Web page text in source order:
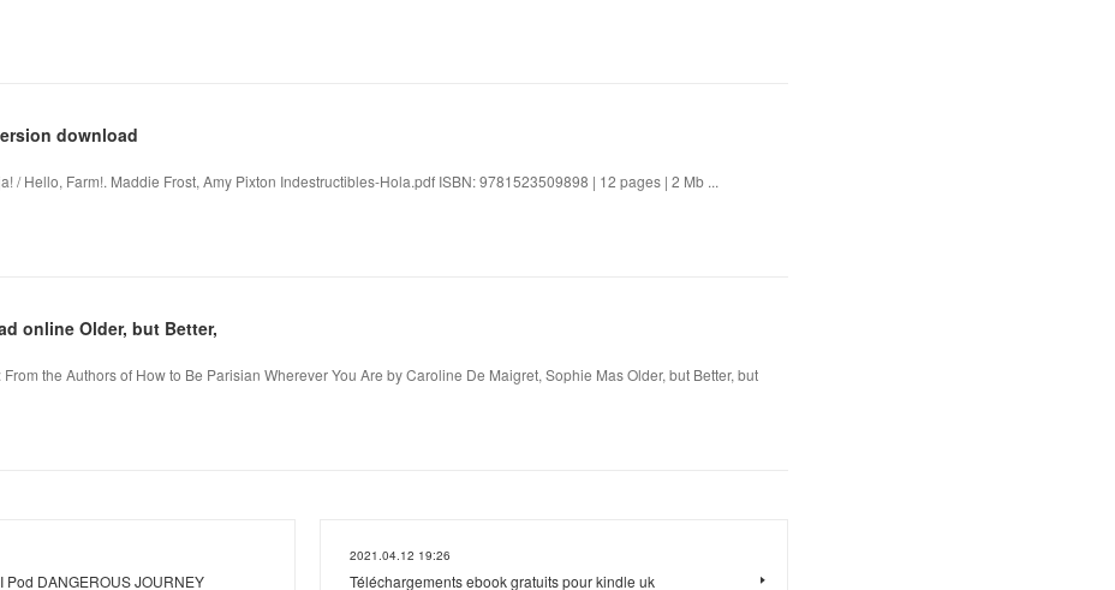
download
/ Hello, Farm!. Maddie Frost, Amy Pixton Indestructibles-Hola.pdf ISBN: 9781523509898 | 12 pages | 2 Mb ...
online Older, but Better,
From the Authors of How to Be Parisian Wherever You Are by Caroline De Maigret, Sophie Mas Older, but Better, but
Pod DANGEROUS JOURNEY
2021.04.12 19:26
Téléchargements ebook gratuits pour kindle uk